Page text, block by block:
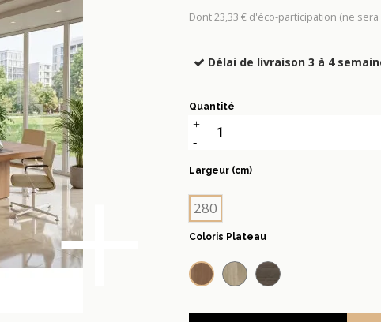
+
Dont 23,33 € d'éco-participation (ne
Délai de livraison 3 à 4
Largeur (cm)
280
Coloris Plateau
Noyer canaletto
Orme Eucalyptus 53
Quantité